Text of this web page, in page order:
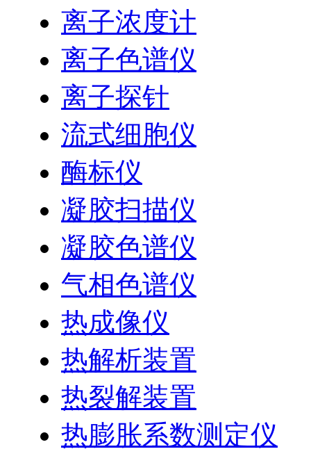
离子浓度计
离子色谱仪
离子探针
流式细胞仪
酶标仪
凝胶扫描仪
凝胶色谱仪
气相色谱仪
热成像仪
热解析装置
热裂解装置
热膨胀系数测定仪